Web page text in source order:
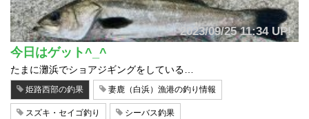
2023/09/25 11:34 UP!
今日はゲット^_^
たまに灘浜でショアジギングをしている…
姫路西部の釣果 妻鹿（白浜）漁港の釣り情報
スズキ・セイゴ釣り シーバス釣果